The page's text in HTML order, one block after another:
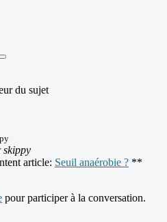
du sujet
skippy
article: Seuil anaérobie ? **
pour participer à la conversation.